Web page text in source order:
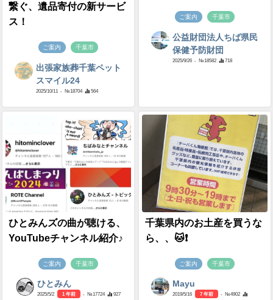
繋ぐ、遺品寄付の新サービ
ス！
ご案内 千葉市
出張家族葬千葉ペット
スマイル24
2025/10/11 - №18704 564
ご案内 千葉市
公益財団法人ちば県民
保健予防財団
2025/9/26 - №18582 718
ひとみんズの曲が聴ける、
YouTubeチャンネル紹介♪
ご案内 千葉市
ひとみん
2025/5/2 1 年前 - №17724 927
千葉県内のお土産を買うな
ら、、🐱❗️
ご案内 千葉市
Mayu
2019/5/16 7 年前
- №4902